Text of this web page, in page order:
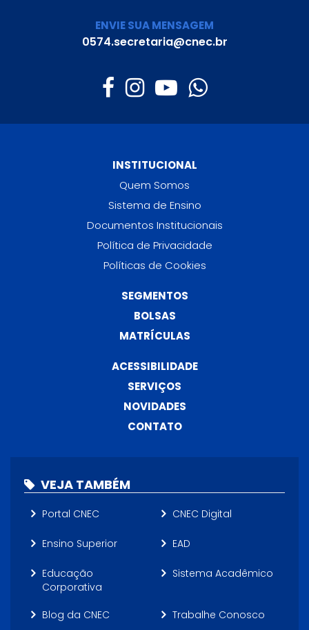
ENVIE SUA MENSAGEM
0574.secretaria@cnec.br
INSTITUCIONAL
Quem Somos
Sistema de Ensino
Documentos Institucionais
Política de Privacidade
Políticas de Cookies
SEGMENTOS
BOLSAS
MATRÍCULAS
ACESSIBILIDADE
SERVIÇOS
NOVIDADES
CONTATO
VEJA TAMBÉM
Portal CNEC CNEC Digital
Ensino Superior EAD
Educação
Corporativa
Sistema Acadêmico
Blog da CNEC Trabalhe Conosco